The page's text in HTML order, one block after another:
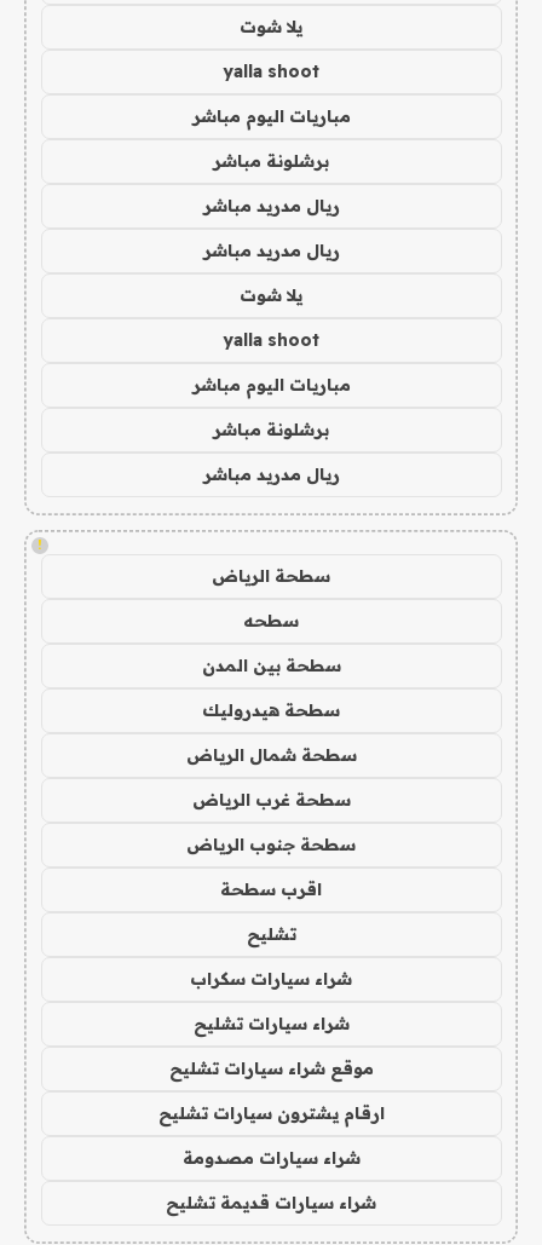
يلا شوت
yalla shoot
مباريات اليوم مباشر
برشلونة مباشر
ريال مدريد مباشر
ريال مدريد مباشر
يلا شوت
yalla shoot
مباريات اليوم مباشر
برشلونة مباشر
ريال مدريد مباشر
!
سطحة الرياض
سطحه
سطحة بين المدن
سطحة هيدروليك
سطحة شمال الرياض
سطحة غرب الرياض
سطحة جنوب الرياض
اقرب سطحة
تشليح
شراء سيارات سكراب
شراء سيارات تشليح
موقع شراء سيارات تشليح
ارقام يشترون سيارات تشليح
شراء سيارات مصدومة
شراء سيارات قديمة تشليح